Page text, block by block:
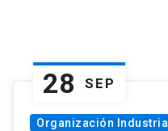
28 SEP
Organización Industrial